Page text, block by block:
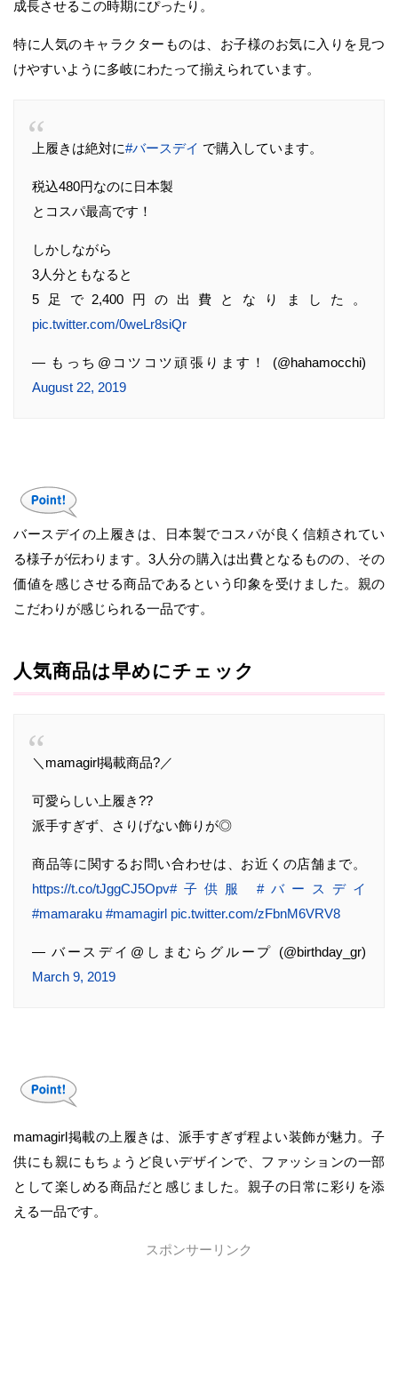
成長させるこの時期にぴったり。
特に人気のキャラクターものは、お子様のお気に入りを見つ
けやすいように多岐にわたって揃えられています。
上履きは絶対に#バースデイ で購入しています。
税込480円なのに日本製
とコスパ最高です！
しかしながら
3人分ともなると
5足で2,400円の出費となりました。
pic.twitter.com/0weLr8siQr
— もっち@コツコツ頑張ります！ (@hahamocchi)
August 22, 2019
バースデイの上履きは、日本製でコスパが良く信頼されてい
る様子が伝わります。3人分の購入は出費となるものの、その
価値を感じさせる商品であるという印象を受けました。親の
こだわりが感じられる一品です。
人気商品は早めにチェック
＼mamagirl掲載商品?／
可愛らしい上履き??
派手すぎず、さりげない飾りが◎
商品等に関するお問い合わせは、お近くの店舗まで。
https://t.co/tJggCJ5Opv#子供服
#バースデイ
#mamaraku #mamagirl pic.twitter.com/zFbnM6VRV8
— バースデイ@しまむらグループ (@birthday_gr)
March 9, 2019
mamagirl掲載の上履きは、派手すぎず程よい装飾が魅力。子
供にも親にもちょうど良いデザインで、ファッションの一部
として楽しめる商品だと感じました。親子の日常に彩りを添
える一品です。
スポンサーリンク